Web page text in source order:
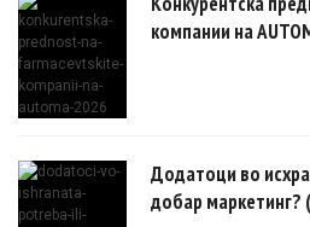
компании на
Додатоци во
добар маркетинг?